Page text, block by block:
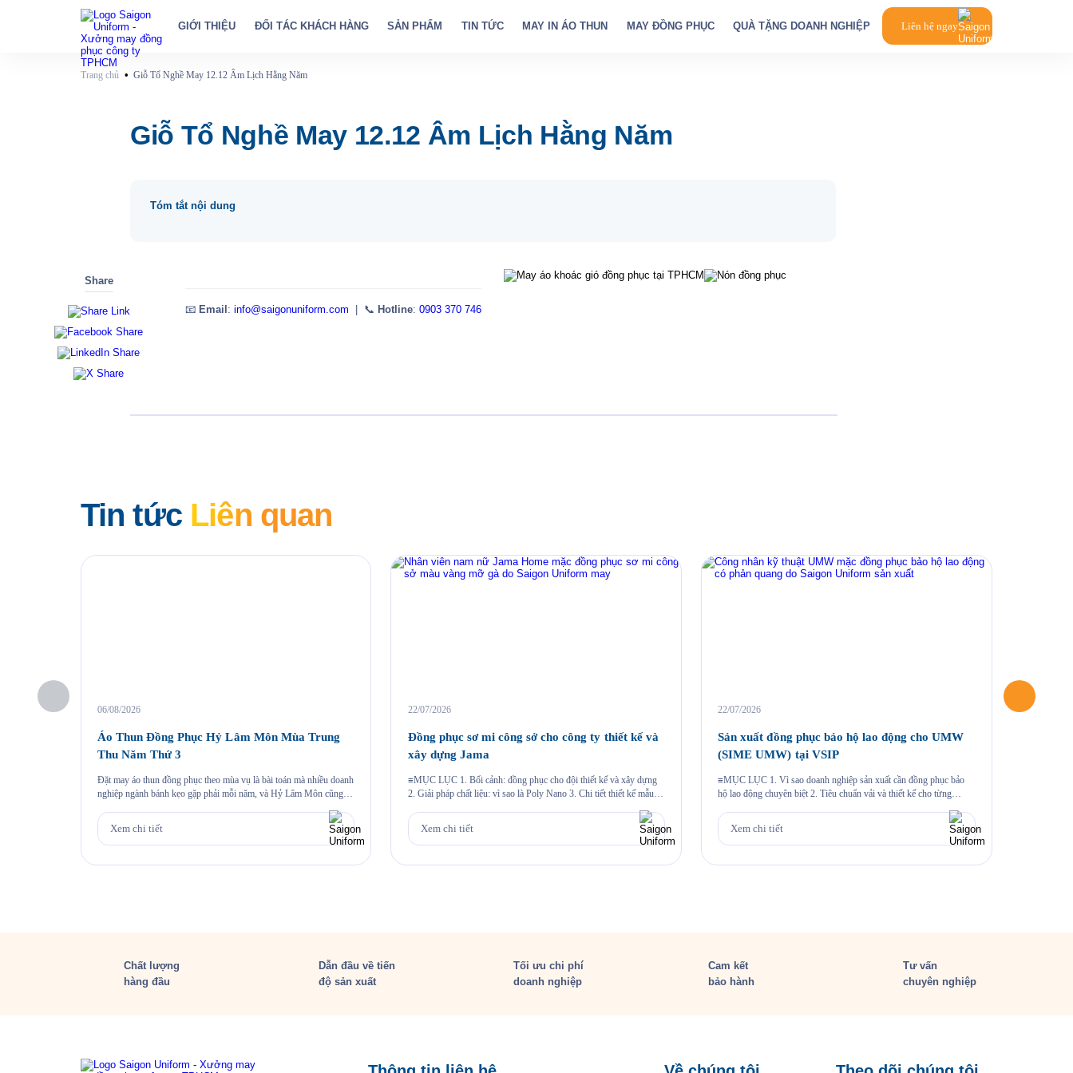
GIỚI THIỆU ĐỐI TÁC KHÁCH HÀNG SẢN PHẨM TIN TỨC MAY IN ÁO THUN MAY ĐỒNG PHỤC QUÀ TẶNG DOANH NGHIỆP Liên hệ ngay
Trang chủ • Giỗ Tổ Nghề May 12.12 Âm Lịch Hằng Năm
Giỗ Tổ Nghề May 12.12 Âm Lịch Hằng Năm
Tóm tắt nội dung
Share
📧 Email : info@saigonuniform.com | 📞 Hotline: 0903 370 746
Tin tức Liên quan
06/08/2026
Áo Thun Đồng Phục Hỷ Lâm Môn Mùa Trung
Thu Năm Thứ 3
Đặt may áo thun đồng phục theo mùa vụ là bài toán mà nhiều doanh
nghiệp ngành bánh kẹo gặp phải mỗi năm, và Hỷ Lâm Môn cũng
Lâm Môn lại cùng Saigon Uniform chuẩn bị một bộ đồng phục […]
Xem chi tiết
22/07/2026
Đồng phục sơ mi công sở cho công ty thiết kế và
xây dựng Jama
≡MỤC LỤC 1. Bối cảnh: đồng phục cho đội thiết kế và xây dựng
2. Giải pháp chất liệu: vì sao là Poly Nano 3. Chi tiết thiết kế mẫu
thực hiện cho Jama 6. Câu hỏi thường gặp 6.1. Vải […]
Xem chi tiết
22/07/2026
Sản xuất đồng phục bảo hộ lao động cho UMW
(SIME UMW) tại VSIP
≡MỤC LỤC 1. Vì sao doanh nghiệp sản xuất cần đồng phục bảo
hộ lao động chuyên biệt 2. Tiêu chuẩn vải và thiết kế cho từng
UMW tại VSIP 4. Quy trình đặt đồng phục bảo hộ lao động […]
Xem chi tiết
04/06/2026
Chất lượng
hàng đầu
Dẫn đầu về tiến
độ sản xuất
Tối ưu chi phí
doanh nghiệp
Cam kết
bảo hành
Tư vấn
chuyên nghiệp